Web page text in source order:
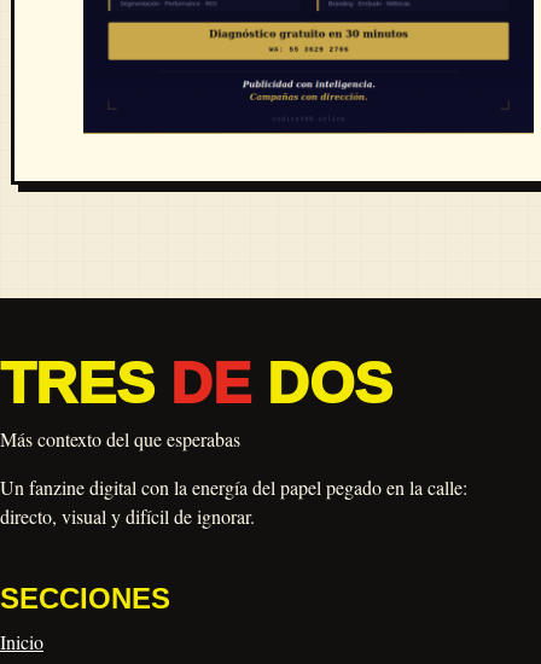
TRES DEDOS
Más contexto del que esperabas
Un fanzine digital con la energía del papel pegado en la calle:
directo, visual y difícil de ignorar.
SECCIONES
Inicio